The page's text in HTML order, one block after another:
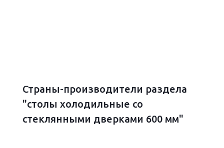
Страны-производители раздела
"столы холодильные со
стеклянными дверками 600 мм"